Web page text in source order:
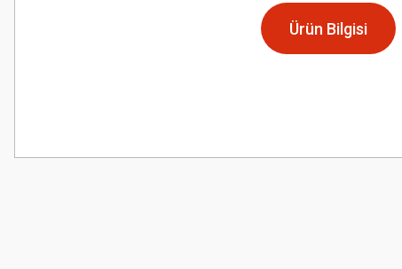
Ürün Bilgisi
Görüş ve önerileriniz için teşekkür ederiz.